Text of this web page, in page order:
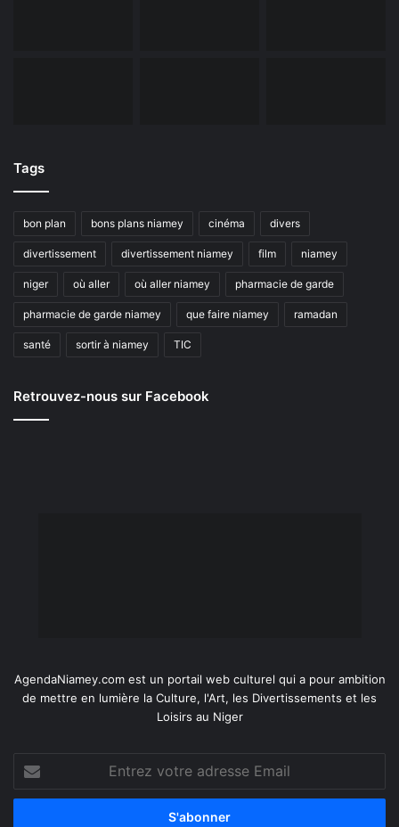
Tags
bon plan bons plans niamey cinéma divers
divertissement divertissement niamey film niamey
niger où aller où aller niamey pharmacie de garde
pharmacie de garde niamey que faire niamey ramadan
santé sortir à niamey TIC
Retrouvez-nous sur Facebook
AgendaNiamey.com est un portail web culturel qui a pour ambition
de mettre en lumière la Culture, l'Art, les Divertissements et les
Loisirs au Niger
Entrez
votre
adresse